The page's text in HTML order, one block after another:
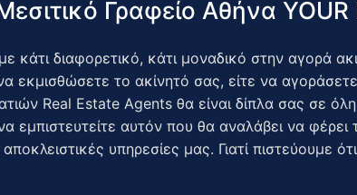
Γραφείο Αθήνα YOUR
διαφορετικό, κάτι μοναδικό στην αγορά
εκμισθώσετε το ακίνητό σας, είτε να
Real Estate Agents θα είναι δίπλα σας σε
εμπιστευτείτε αυτόν που θα αναλάβει να
υπηρεσίες μας. Γιατί πιστεύουμε